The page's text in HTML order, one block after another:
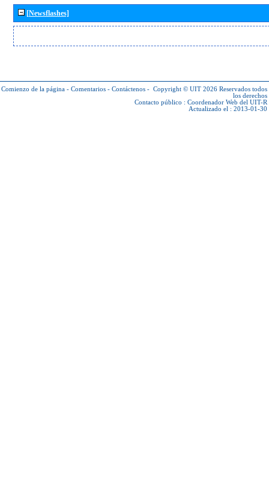
[Newsflashes]
Comienzo de la página - Comentarios - Contáctenos - Copyright © UIT 2026 Reservados todos
los derechos
Contacto público : Coordenador Web del UIT-R
Actualizado el : 2013-01-30